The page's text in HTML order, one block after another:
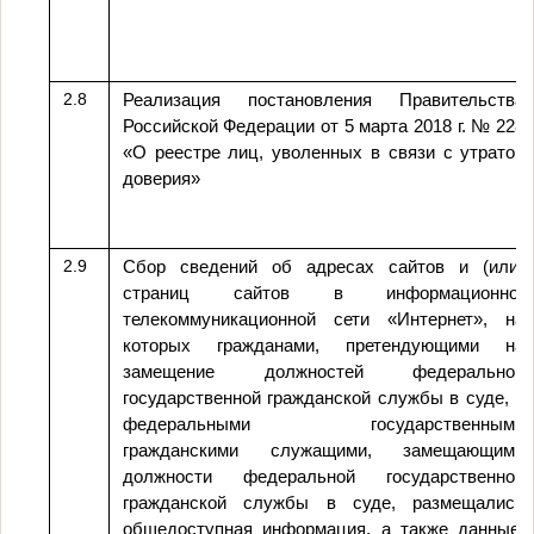
2.8
Реализация постановления Правительства
Российской Федерации от 5 марта 2018 г. № 228
«О реестре лиц, уволенных в связи с утратой
доверия»
2.9
Сбор сведений об адресах сайтов и (или)
страниц сайтов в информационно-
телекоммуникационной сети «Интернет», на
которых гражданами, претендующими на
замещение должностей федеральной
государственной гражданской службы в суде, и
федеральными государственными
гражданскими служащими, замещающими
должности федеральной государственной
гражданской службы в суде, размещались
общедоступная информация, а также данные,